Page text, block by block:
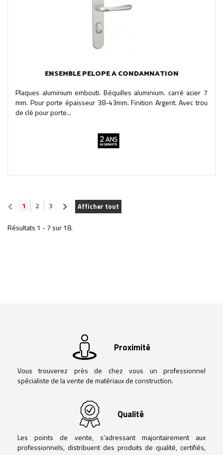
ENSEMBLE PELOPE A CONDAMNATION
Plaques aluminium embouti. Béquilles aluminium. carré acier 7
mm. Pour porte épaisseur 38-43mm. Finition Argent. Avec trou
de clé pour porte...
Afficher tout
1 2 3
Résultats 1 - 7 sur 18.
Proximité
Vous trouverez près de chez vous un professionnel
spécialiste de la vente de matériaux de construction.
Qualité
Les points de vente, s’adressant majoritairement aux
professionnels, distribuent des produits de qualité, certifiés,